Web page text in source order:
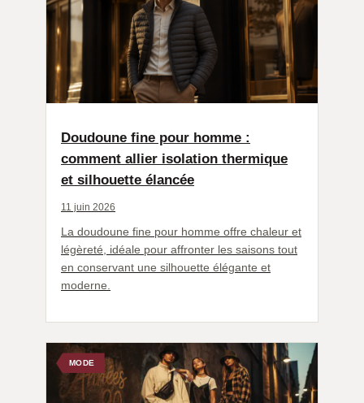
Doudoune fine pour homme :
comment allier isolation thermique
et silhouette élancée
11 juin 2026
La doudoune fine pour homme offre chaleur et
légèreté, idéale pour affronter les saisons tout
en conservant une silhouette élégante et
moderne.
MODE